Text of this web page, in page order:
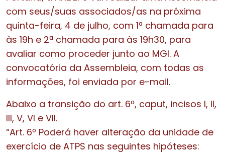
com seus/suas associados/as na próxima
quinta-feira, 4 de julho, com 1ª chamada para
às 19h e 2ª chamada para às 19h30, para
avaliar como proceder junto ao MGI. A
convocatória da Assembleia, com todas as
informações, foi enviada por e-mail.
Abaixo a transição do art. 6º, caput, incisos I, II,
III, V, VI e VII.
“Art. 6º Poderá haver alteração da unidade de
exercício de ATPS nas seguintes hipóteses: